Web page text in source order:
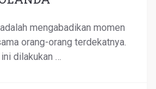
mengabadikan momen
orang-orang terdekatnya.
dilakukan …